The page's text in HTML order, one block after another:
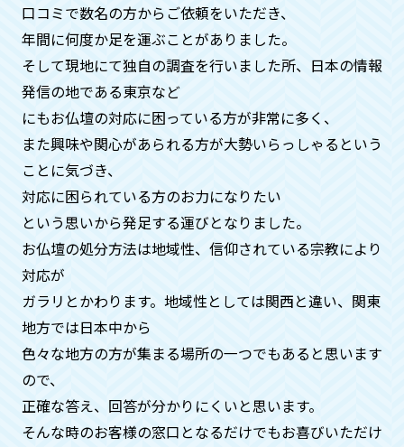
周りの方に知られたくないのです
が、、、
ご安心ください。搬出時には中身がわか
らないよう梱包などをいたしますので、
周りの方に知られることはございませ
ん。
供養がどのようにされているか確認
はできますか？
ることも可能ですのでご安心ください。
合同供養の際も、別料金になりますがお
写真、動画の手配も可能です。
供養が済んだという証明はしていた
だけますか？
口コミで数名の方からご依頼をいただき、
年間に何度か⾜を運ぶことがありました。
そして現地にて独自の調査を⾏いました所、日本の情報
発信の地である東京など
にもお仏壇の対応に困っている方が非常に多く、
また興味や関心があられる方が大勢いらっしゃるという
ことに気づき、
対応に困られている方のお力になりたい
という思いから発⾜する運びとなりました。
お仏壇の処分方法は地域性、信仰されている宗教により
対応が
ガラリとかわります。地域性としては関⻄と違い、関東
地方では日本中から
色々な地方の方が集まる場所の一つでもあると思います
ので、
正確な答え、回答が分かりにくいと思います。
そんな時のお客様の窓口となるだけでもお喜びいただけ